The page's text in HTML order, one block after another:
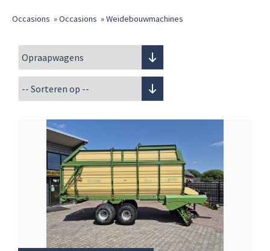
Occasions »Occasions »Weidebouwmachines